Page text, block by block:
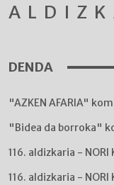
DENDA
"AZKEN AFARIA"
"Bidea da borroka"
116. aldizkaria -
116. aldizkaria -